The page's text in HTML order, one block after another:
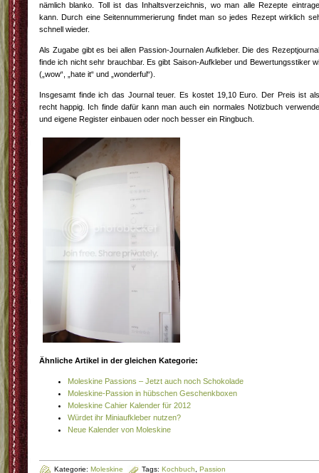
nämlich blanko. Toll ist das Inhaltsverzeichnis, wo man alle Rezepte
kann. Durch eine Seitennummerierung findet man so jedes Rezept wirklich
schnell wieder.
Als Zugabe gibt es bei allen Passion-Journalen Aufkleber. Die des
finde ich nicht sehr brauchbar. Es gibt Saison-Aufkleber und Bewertungsstiker
(„wow“, „hate it“ und „wonderful“).
Insgesamt finde ich das Journal teuer. Es kostet 19,10 Euro. Der Preis ist
recht happig. Ich finde dafür kann man auch ein normales Notizbuch
und eigene Register einbauen oder noch besser ein Ringbuch.
Ähnliche Artikel in der gleichen Kategorie:
Moleskine Passions – Jetzt auch noch Schokolade
Moleskine-Passion in hübschen Geschenkboxen
Moleskine Cahier Kalender für 2012
Würdet ihr Miniaufkleber nutzen?
Neue Kalender von Moleskine
Kategorie: Moleskine Tags: Kochbuch Passion